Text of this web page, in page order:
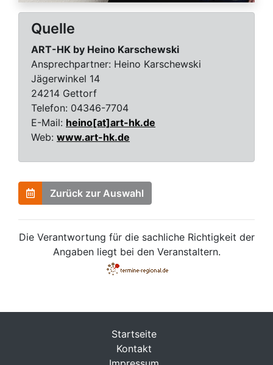
Quelle
ART-HK by Heino Karschewski
Ansprechpartner: Heino Karschewski
Jägerwinkel 14
24214 Gettorf
Telefon: 04346-7704
E-Mail: heino[at]art-hk.de
Web: www.art-hk.de
Zurück zur Auswahl
Die Verantwortung für die sachliche Richtigkeit der
Angaben liegt bei den Veranstaltern.
Startseite
Kontakt